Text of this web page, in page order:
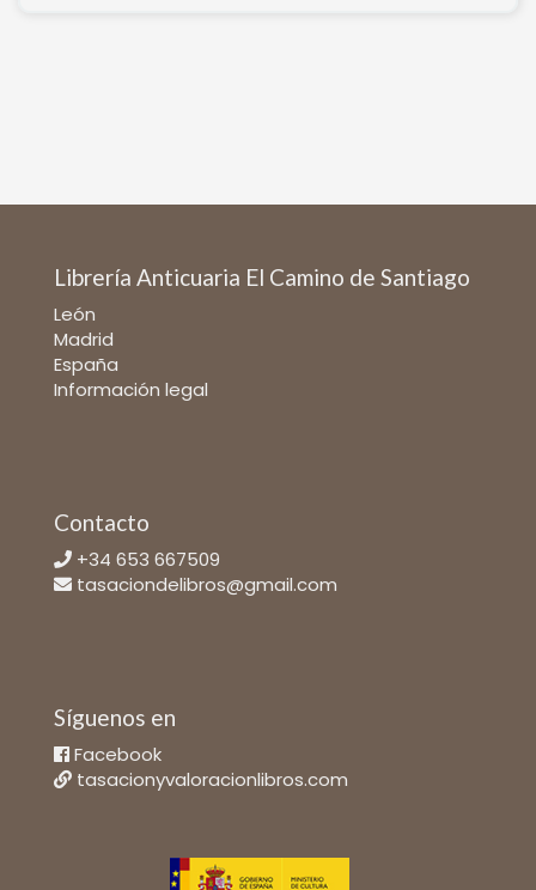
Librería Anticuaria El Camino de Santiago
León
Madrid
España
Información legal
Contacto
+34 653 667509
tasaciondelibros@gmail.com
Síguenos en
Facebook
tasacionyvaloracionlibros.com